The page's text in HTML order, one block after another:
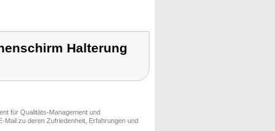
Halterung
für Qualitäts-Management und
zu deren Zufriedenheit, Erfahrungen und